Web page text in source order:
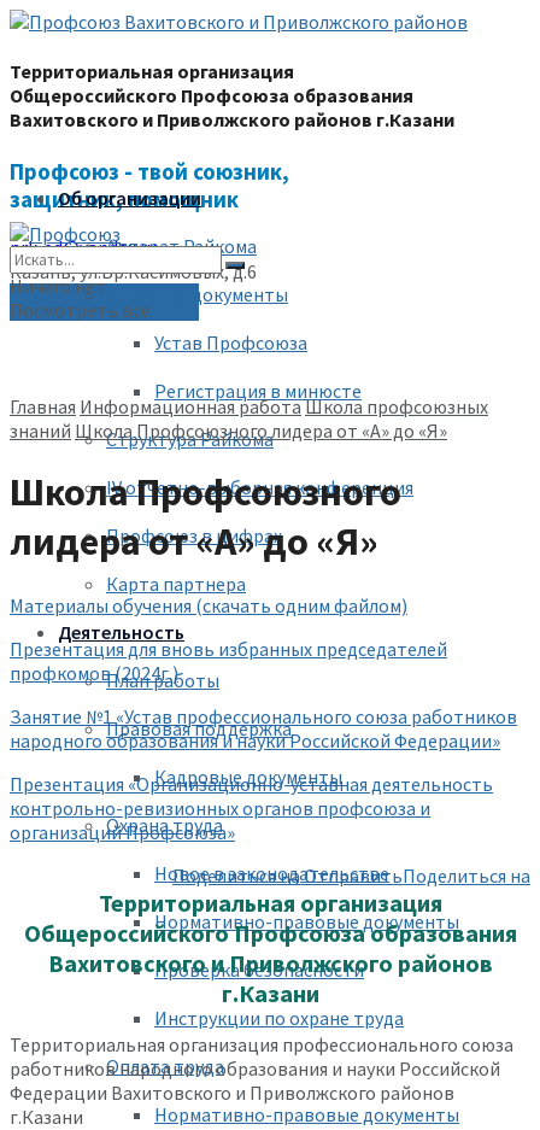
Территориальная организация
Общероссийского Профсоюза образования
Вахитовского и Приволжского районов г.Казани
Профсоюз - твой союзник,
защитник, помощник
prk-ed@yandex.ru
Казань, ул.Бр.Касимовых, д.6
(843) 228-68-80
Об организации
Аппарат Райкома
Уставные документы
Устав Профсоюза
Регистрация в минюсте
Структура Райкома
IV отчетно-выборная конференция
Профсоюз в цифрах
Карта партнера
Деятельность
План работы
Правовая поддержка
Кадровые документы
Охрана труда
Новое в законодательстве
Нормативно-правовые документы
Проверка безопасности
Инструкции по охране труда
Оплата труда
Нормативно-правовые документы
Ничего нет
Посмотреть все
Главная Информационная работаШкола профсоюзных
знаний Школа Профсоюзного лидера от «А» до «Я»
Школа Профсоюзного
лидера от «А» до «Я»
Материалы обучения (скачать одним файлом)
Презентация для вновь избранных председателей
профкомов (2024г.)
Занятие №1 «Устав профессионального союза работников
народного образования и науки Российской Федерации»
Презентация «Организационно-уставная деятельность
контрольно-ревизионных органов профсоюза и
организаций Профсоюза»
Поделиться наОтправитьПоделиться на
Территориальная организация
Общероссийского Профсоюза образования
Вахитовского и Приволжского районов
г.Казани
Территориальная организация профессионального союза
работников народного образования и науки Российской
Федерации Вахитовского и Приволжского районов
г.Казани